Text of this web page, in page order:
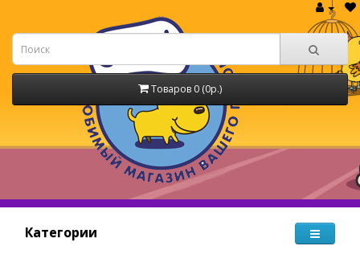
Товаров 0 (0р.)
Категории